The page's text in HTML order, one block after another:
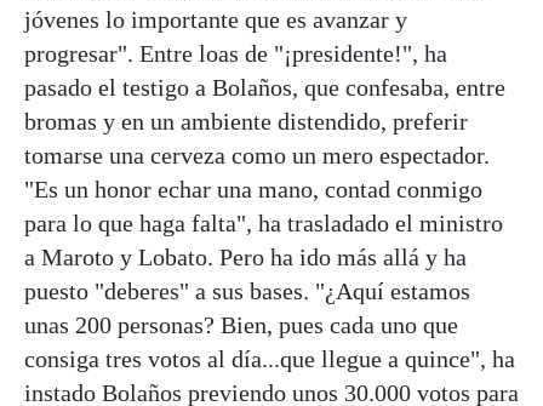
jóvenes lo importante que es avanzar y
progresar". Entre loas de "¡presidente!", ha
pasado el testigo a Bolaños, que confesaba, entre
bromas y en un ambiente distendido, preferir
tomarse una cerveza como un mero espectador.
"Es un honor echar una mano, contad conmigo
para lo que haga falta", ha trasladado el ministro
a Maroto y Lobato. Pero ha ido más allá y ha
puesto "deberes" a sus bases. "¿Aquí estamos
unas 200 personas? Bien, pues cada uno que
consiga tres votos al día...que llegue a quince", ha
instado Bolaños previendo unos 30.000 votos para